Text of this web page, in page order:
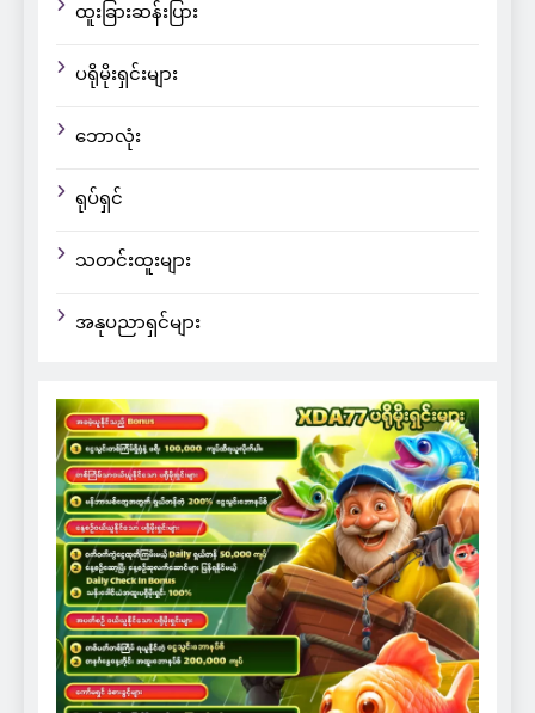
ထူးခြားဆန်းပြား
ပရိုမိုးရှင်းများ
ဘောလုံး
ရုပ်ရှင်
သတင်းထူးများ
အနုပညာရှင်များ